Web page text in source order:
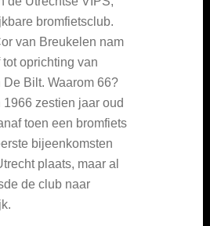
bromfietsclub.
van Breukelen nam
tot oprichting van
De Bilt. Waarom 66?
1966 zestien jaar oud
toen een bromfiets
bijeenkomsten
plaats, maar al
de club naar